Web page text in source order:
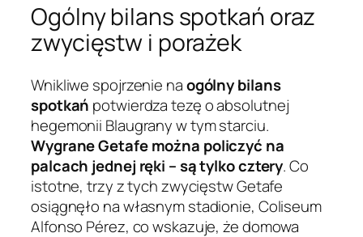
Ogólny bilans spotkań oraz
zwycięstw i porażek
Wnikliwe spojrzenie naogólny bilans
spotkań potwierdza tezę o absolutnej
hegemonii Blaugrany w tym starciu.
Wygrane Getafe można policzyć na
palcach jednej ręki – są tylko cztery. Co
istotne, trzy z tych zwycięstw Getafe
osiągnęło na własnym stadionie, Coliseum
Alfonso Pérez, co wskazuje, że domowa